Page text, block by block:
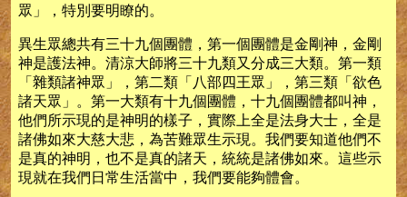
眾」，特別要明瞭的。
異生眾總共有三十九個團體，第一個團體是金剛神，金剛
神是護法神。清涼大師將三十九類又分成三大類。第一類
「雜類諸神眾」，第二類「八部四王眾」，第三類「欲色
諸天眾」。第一大類有十九個團體，十九個團體都叫神，
他們所示現的是神明的樣子，實際上全是法身大士，全是
諸佛如來大慈大悲，為苦難眾生示現。我們要知道他們不
是真的神明，也不是真的諸天，統統是諸佛如來。這些示
現就在我們日常生活當中，我們要能夠體會。